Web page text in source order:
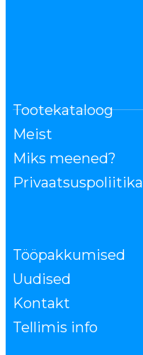
Tootekataloog
Meist
Miks meened?
Privaatsuspoliitika
Tööpakkumised
Uudised
Kontakt
Tellimis info